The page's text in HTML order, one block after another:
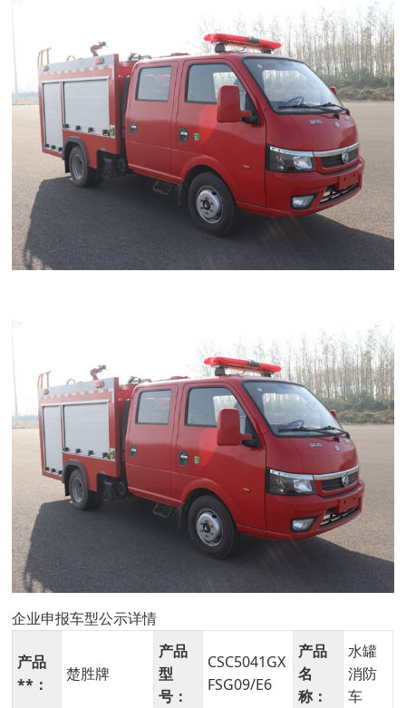
企业申报车型公示详情
产品
**：
楚胜牌
产品
型
号：
CSC5041GX
FSG09/E6
产品
名
称：
水罐
消防
车